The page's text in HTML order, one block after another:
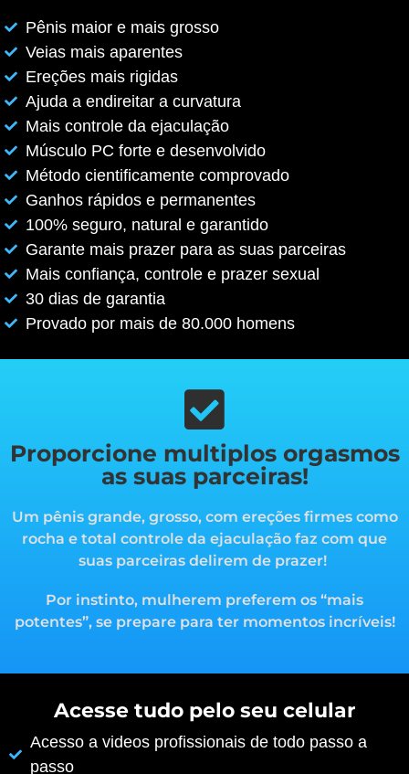
Pênis maior e mais grosso
Veias mais aparentes
Ereções mais rigidas
Ajuda a endireitar a curvatura
Mais controle da ejaculação
Músculo PC forte e desenvolvido
Método cientificamente comprovado
Ganhos rápidos e permanentes
100% seguro, natural e garantido
Garante mais prazer para as suas parceiras
Mais confiança, controle e prazer sexual
30 dias de garantia
Provado por mais de 80.000 homens
Proporcione multiplos orgasmos
as suas parceiras!
Um pênis grande, grosso, com ereções firmes como
rocha e total controle da ejaculação faz com que
suas parceiras delirem de prazer!
Por instinto, mulherem preferem os “mais
potentes”, se prepare para ter momentos incríveis!
Acesse tudo pelo seu celular
Acesso a videos profissionais de todo passo a
passo